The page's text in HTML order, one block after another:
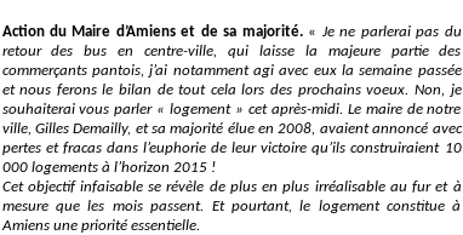
Action du Maire d’Amiens et de sa majorité. « Je ne parlerai pas du
retour des bus en centre-ville, qui laisse la majeure partie des
commerçants pantois, j’ai notamment agi avec eux la semaine passée
et nous ferons le bilan de tout cela lors des prochains voeux. Non, je
souhaiterai vous parler « logement » cet après-midi. Le maire de notre
ville, Gilles Demailly, et sa majorité élue en 2008, avaient annoncé avec
pertes et fracas dans l’euphorie de leur victoire qu’ils construiraient 10
000 logements à l’horizon 2015 !
Cet objectif infaisable se révèle de plus en plus irréalisable au fur et à
mesure que les mois passent. Et pourtant, le logement constitue à
Amiens une priorité essentielle.